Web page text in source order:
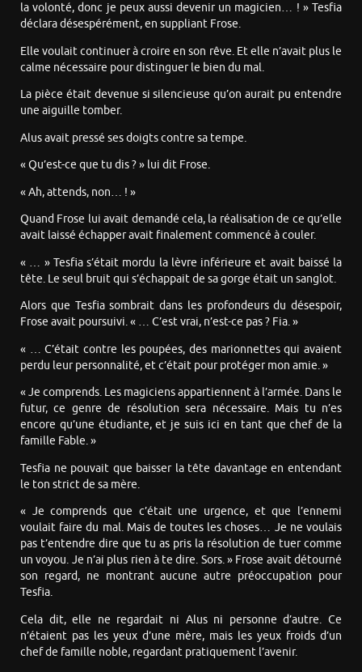
la volonté, donc je peux aussi devenir un magicien… ! » Tesfia
déclara désespérément, en suppliant Frose.
Elle voulait continuer à croire en son rêve. Et elle n’avait plus le
calme nécessaire pour distinguer le bien du mal.
La pièce était devenue si silencieuse qu’on aurait pu entendre
une aiguille tomber.
Alus avait pressé ses doigts contre sa tempe.
« Qu’est-ce que tu dis ? » lui dit Frose.
« Ah, attends, non… ! »
Quand Frose lui avait demandé cela, la réalisation de ce qu’elle
avait laissé échapper avait finalement commencé à couler.
« … » Tesfia s’était mordu la lèvre inférieure et avait baissé la
tête. Le seul bruit qui s’échappait de sa gorge était un sanglot.
Alors que Tesfia sombrait dans les profondeurs du désespoir,
Frose avait poursuivi. « … C’est vrai, n’est-ce pas ? Fia. »
« … C’était contre les poupées, des marionnettes qui avaient
perdu leur personnalité, et c’était pour protéger mon amie. »
« Je comprends. Les magiciens appartiennent à l’armée. Dans le
futur, ce genre de résolution sera nécessaire. Mais tu n’es
encore qu’une étudiante, et je suis ici en tant que chef de la
famille Fable. »
Tesfia ne pouvait que baisser la tête davantage en entendant
le ton strict de sa mère.
« Je comprends que c’était une urgence, et que l’ennemi
voulait faire du mal. Mais de toutes les choses… Je ne voulais
pas t’entendre dire que tu as pris la résolution de tuer comme
un voyou. Je n’ai plus rien à te dire. Sors. » Frose avait détourné
son regard, ne montrant aucune autre préoccupation pour
Tesfia.
Cela dit, elle ne regardait ni Alus ni personne d’autre. Ce
n’étaient pas les yeux d’une mère, mais les yeux froids d’un
chef de famille noble, regardant pratiquement l’avenir.